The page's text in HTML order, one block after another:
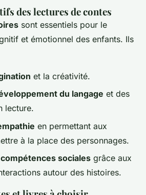
des lectures de contes
sont essentiels pour le
et émotionnel des enfants. Ils
et la créativité.
du langage et des
lecture.
en permettant aux
à la place des personnages.
sociales grâce aux
autour des histoires.